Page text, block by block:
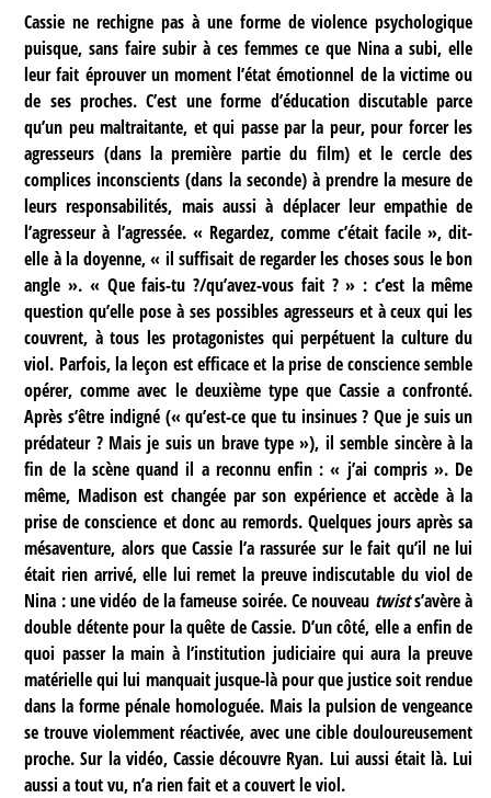
Cassie ne rechigne pas à une forme de violence psychologique
puisque, sans faire subir à ces femmes ce que Nina a subi, elle
leur fait éprouver un moment l’état émotionnel de la victime ou
de ses proches. C’est une forme d’éducation discutable parce
qu’un peu maltraitante, et qui passe par la peur, pour forcer les
agresseurs (dans la première partie du film) et le cercle des
complices inconscients (dans la seconde) à prendre la mesure de
leurs responsabilités, mais aussi à déplacer leur empathie de
l’agresseur à l’agressée. « Regardez, comme c’était facile », dit-
elle à la doyenne, « il suffisait de regarder les choses sous le bon
angle ». « Que fais-tu ?/qu’avez-vous fait ? » : c’est la même
question qu’elle pose à ses possibles agresseurs et à ceux qui les
couvrent, à tous les protagonistes qui perpétuent la culture du
viol. Parfois, la leçon est efficace et la prise de conscience semble
opérer, comme avec le deuxième type que Cassie a confronté.
Après s’être indigné (« qu’est-ce que tu insinues ? Que je suis un
prédateur ? Mais je suis un brave type »), il semble sincère à la
fin de la scène quand il a reconnu enfin : « j’ai compris ». De
même, Madison est changée par son expérience et accède à la
prise de conscience et donc au remords. Quelques jours après sa
mésaventure, alors que Cassie l’a rassurée sur le fait qu’il ne lui
était rien arrivé, elle lui remet la preuve indiscutable du viol de
Nina : une vidéo de la fameuse soirée. Ce nouveau twists’avère à
double détente pour la quête de Cassie. D’un côté, elle a enfin de
quoi passer la main à l’institution judiciaire qui aura la preuve
matérielle qui lui manquait jusque-là pour que justice soit rendue
dans la forme pénale homologuée. Mais la pulsion de vengeance
se trouve violemment réactivée, avec une cible douloureusement
proche. Sur la vidéo, Cassie découvre Ryan. Lui aussi était là. Lui
aussi a tout vu, n’a rien fait et a couvert le viol.